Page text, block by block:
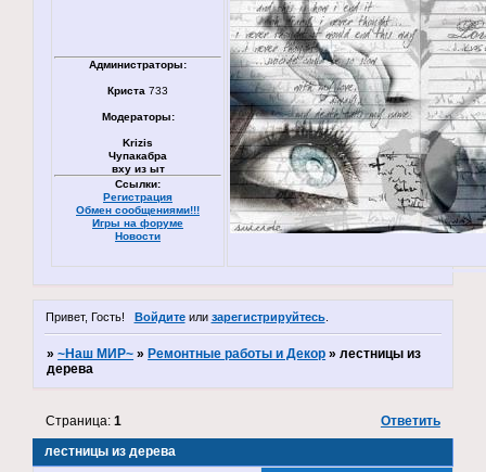
Администраторы:
Криста 733
Модераторы:
Krizis
Чупакабра
вху из ыт
Ссылки:
Регистрация
Обмен сообщениями!!!
Игры на форуме
Новости
Привет, Гость! Войдитеили зарегистрируйтесь.
»~Наш МИР~ » Ремонтные работы и Декор »лестницы из
дерева
лестницы из дерева
Страница:1 Ответить